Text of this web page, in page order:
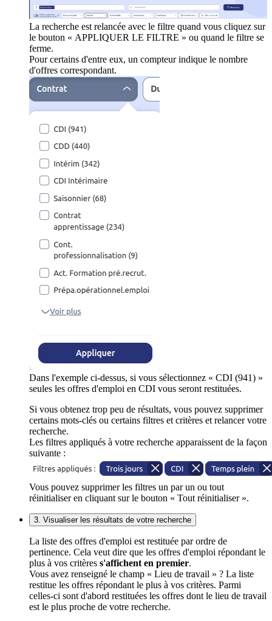
La recherche est relancée avec le filtre quand vous cliquez sur
le bouton « APPLIQUER LE FILTRE » ou quand le filtre se
ferme.
Pour certains d'entre eux, un compteur indique le nombre
d'offres correspondant.
Dans l'exemple ci-dessus, si vous sélectionnez « CDI (941) »
seules les offres d'emploi en CDI vous seront restituées.
Si vous obtenez trop peu de résultats, vous pouvez supprimer
certains mots-clés ou certains filtres et critères et relancer votre
recherche.
Les filtres appliqués à votre recherche apparaissent de la façon
suivante :
Vous pouvez supprimer les filtres un par un ou tout
réinitialiser en cliquant sur le bouton « Tout réinitialiser ».
3. Visualiser les résultats de votre recherche
La liste des offres d'emploi est restituée par ordre de
pertinence. Cela veut dire que les offres d'emploi répondant le
plus à vos critères s'affichent en premier.
Vous avez renseigné le champ « Lieu de travail » ? La liste
restitue les offres répondant le plus à vos critères. Parmi
celles-ci sont d'abord restituées les offres dont le lieu de travail
est le plus proche de votre recherche.